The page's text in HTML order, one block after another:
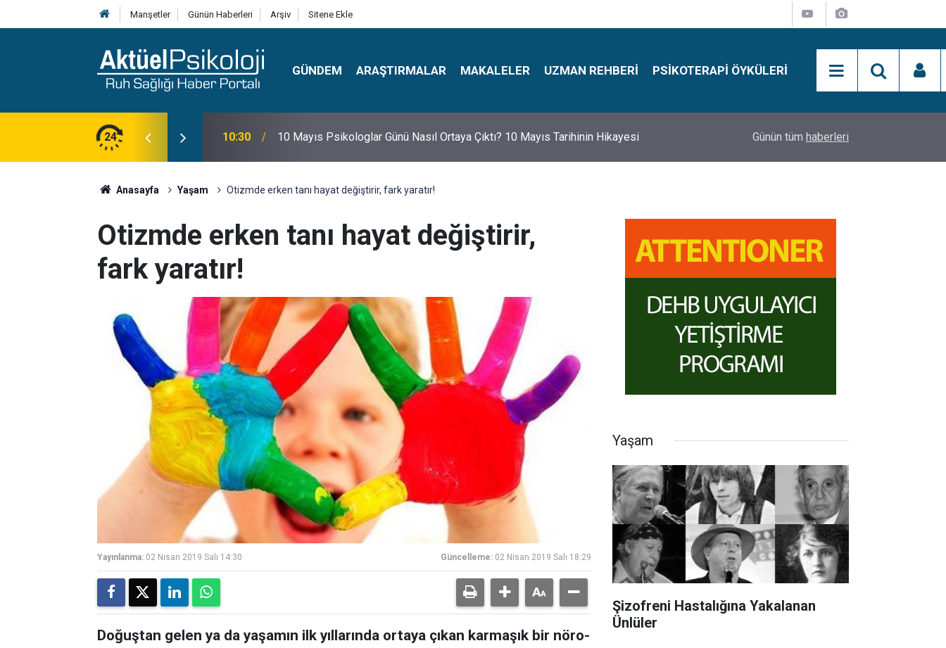
Manşetler Günün Haberleri Arşiv Sitene Ekle
GÜNDEM ARAŞTIRMALAR MAKALELER UZMAN REHBERI PSIKOTERAPI ÖYKÜLERI
24
Klinik Özellikleri, Tanı Kriterleri ve
10:30 10 Mayıs Psikologlar Günü Nasıl Ortaya Çıktı? 10 Mayıs Tarihinin Hikayesi Simon Says Dikkat Programı Nedir?
Günün tüm haberleri
Anasayfa Yaşam Otizmde erken tanı hayat değiştirir, fark yaratır!
Otizmde erken tanı hayat değiştirir,
fark yaratır!
Yayınlanma: 02 Nisan 2019 Salı 14:30 Güncelleme: 02 Nisan 2019 Salı 18:29
Doğuştan gelen ya da yaşamın ilk yıllarında ortaya çıkan karmaşık bir nöro-
Yaşam
Şizofreni Hastalığına Yakalanan
Ünlüler